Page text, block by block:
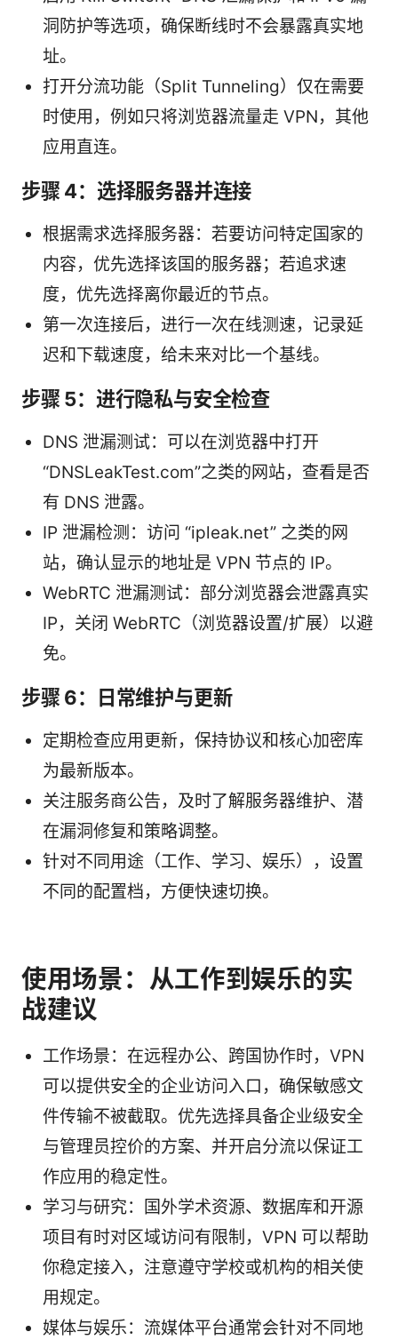
洞防护等选项，确保断线时不会暴露真实地
址。
打开分流功能（Split Tunneling）仅在需要
时使用，例如只将浏览器流量走 VPN，其他
应用直连。
步骤 4：选择服务器并连接
根据需求选择服务器：若要访问特定国家的
内容，优先选择该国的服务器；若追求速
度，优先选择离你最近的节点。
第一次连接后，进行一次在线测速，记录延
迟和下载速度，给未来对比一个基线。
步骤 5：进行隐私与安全检查
DNS 泄漏测试：可以在浏览器中打开
“DNSLeakTest.com”之类的网站，查看是否
有 DNS 泄露。
IP 泄漏检测：访问 “ipleak.net” 之类的网
站，确认显示的地址是 VPN 节点的 IP。
WebRTC 泄漏测试：部分浏览器会泄露真实
IP，关闭 WebRTC（浏览器设置/扩展）以避
免。
步骤 6：日常维护与更新
定期检查应用更新，保持协议和核心加密库
为最新版本。
关注服务商公告，及时了解服务器维护、潜
在漏洞修复和策略调整。
针对不同用途（工作、学习、娱乐），设置
不同的配置档，方便快速切换。
使用场景：从工作到娱乐的实
战建议
工作场景：在远程办公、跨国协作时，VPN
可以提供安全的企业访问入口，确保敏感文
件传输不被截取。优先选择具备企业级安全
与管理员控价的方案、并开启分流以保证工
作应用的稳定性。
学习与研究：国外学术资源、数据库和开源
项目有时对区域访问有限制，VPN 可以帮助
你稳定接入，注意遵守学校或机构的相关使
用规定。
媒体与娱乐：流媒体平台通常会针对不同地